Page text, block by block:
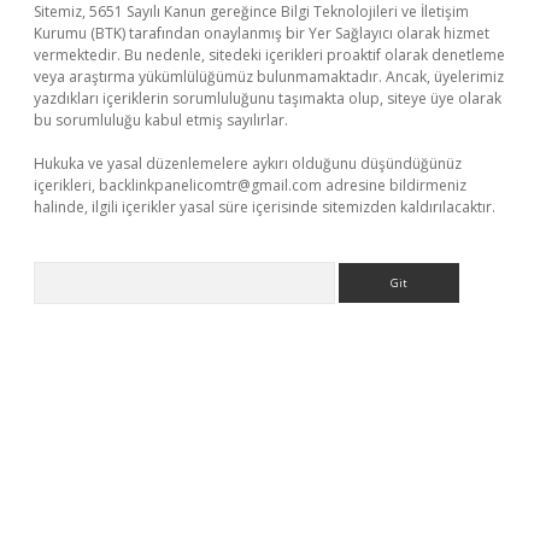
Sitemiz, 5651 Sayılı Kanun gereğince Bilgi Teknolojileri ve İletişim
Kurumu (BTK) tarafından onaylanmış bir Yer Sağlayıcı olarak hizmet
vermektedir. Bu nedenle, sitedeki içerikleri proaktif olarak denetleme
veya araştırma yükümlülüğümüz bulunmamaktadır. Ancak, üyelerimiz
yazdıkları içeriklerin sorumluluğunu taşımakta olup, siteye üye olarak
bu sorumluluğu kabul etmiş sayılırlar.
Hukuka ve yasal düzenlemelere aykırı olduğunu düşündüğünüz
içerikleri, backlinkpanelicomtr@gmail.com adresine bildirmeniz
halinde, ilgili içerikler yasal süre içerisinde sitemizden kaldırılacaktır.